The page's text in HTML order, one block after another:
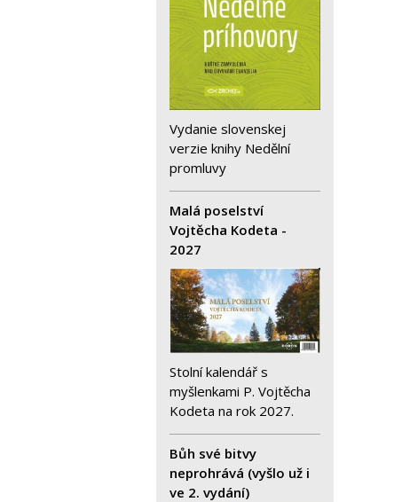
Vydanie slovenskej
verzie knihy Nedělní
promluvy
Malá poselství
Vojtěcha Kodeta -
2027
Stolní kalendář s
myšlenkami P. Vojtěcha
Kodeta na rok 2027.
Bůh své bitvy
neprohrává (vyšlo už i
ve 2. vydání)